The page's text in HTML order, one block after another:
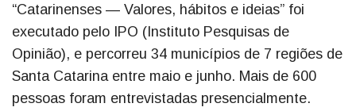
“Catarinenses — Valores, hábitos e ideias” foi
executado pelo IPO (Instituto Pesquisas de
Opinião), e percorreu 34 municípios de 7 regiões de
Santa Catarina entre maio e junho. Mais de 600
pessoas foram entrevistadas presencialmente.